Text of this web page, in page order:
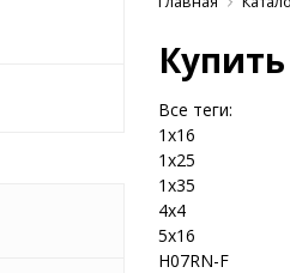
кабельных
Все теги:
1x16
1x25
1x35
4x4
5x16
H07RN-F